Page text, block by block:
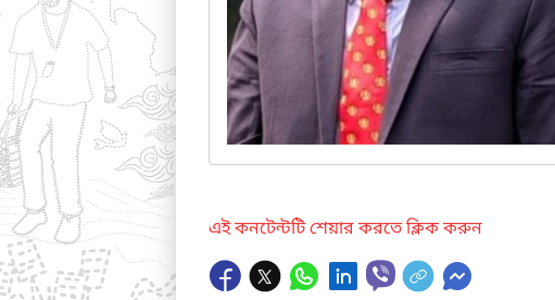
এই কনটেন্টটি শেয়ার করতে ক্লিক করুন